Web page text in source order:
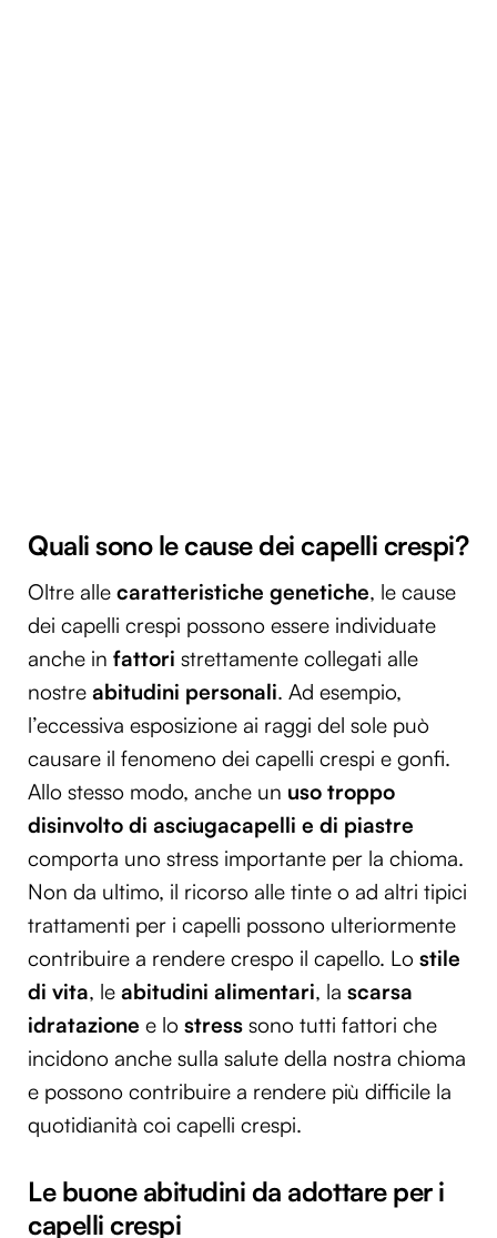
Quali sono le cause dei capelli crespi?
Oltre alle caratteristiche genetiche, le cause
dei capelli crespi possono essere individuate
anche in fattori strettamente collegati alle
nostre abitudini personali. Ad esempio,
l’eccessiva esposizione ai raggi del sole può
causare il fenomeno dei capelli crespi e gonfi.
Allo stesso modo, anche un uso troppo
disinvolto di asciugacapelli e di piastre
comporta uno stress importante per la chioma.
Non da ultimo, il ricorso alle tinte o ad altri tipici
trattamenti per i capelli possono ulteriormente
contribuire a rendere crespo il capello. Lo stile
di vita, le abitudini alimentari, la scarsa
idratazione e lo stress sono tutti fattori che
incidono anche sulla salute della nostra chioma
e possono contribuire a rendere più difficile la
quotidianità coi capelli crespi.
Le buone abitudini da adottare per i
capelli crespi